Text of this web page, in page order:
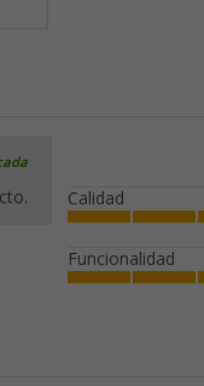
Calidad
Funcionalidad